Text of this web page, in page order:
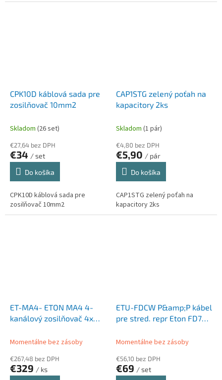
CPK10D káblová sada pre
zosilňovač 10mm2
Skladom (26 set)
€27,64 bez DPH
€34 / set
Do košíka
CPK10D káblová sada pre
zosilňovač 10mm2
CAP1STG zelený poťah na
kapacitory 2ks
Skladom (1 pár)
€4,80 bez DPH
€5,90 / pár
Do košíka
CAP1STG zelený poťah na
kapacitory 2ks
ET-MA4- ETON MA4 4-
kanálový zosilňovač 4x
Momentálne bez zásoby
€267,48 bez DPH
€329 / ks
ETU-FDCW P&amp;P kábel
pre stred. repr Eton FD7C
Momentálne bez zásoby
€56,10 bez DPH
€69 / set